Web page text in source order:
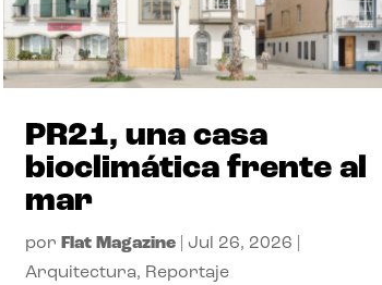
PR21, una casa
bioclimática frente al
mar
por Flat Magazine| Jul 26, 2026
Arquitectura, Reportaje